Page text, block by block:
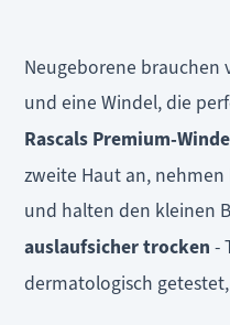
Neugeborene brauchen
und eine Windel, die
Rascals Premium-
zweite Haut an,
und halten den kleinen
auslaufsicher trocken-
dermatologisch getestet,